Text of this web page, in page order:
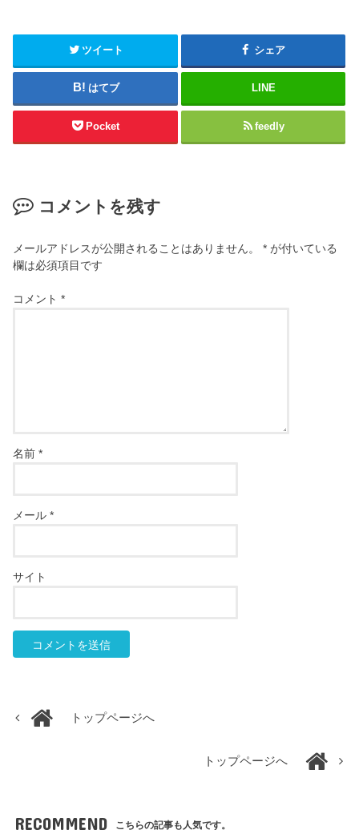
ツイート シェア
はてブ LINE
Pocket feedly
コメントを残す
メールアドレスが公開されることはありません。 * が付いている
欄は必須項目です
コメント*
名前*
メール*
サイト
トップページへ
トップページへ
RECOMMEND こちらの記事も人気です。